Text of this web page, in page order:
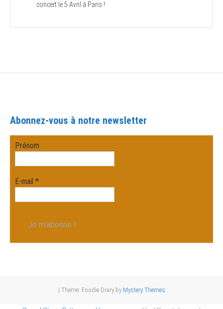
concert le 5 Avril à Paris !
Abonnez-vous à notre newsletter
Prénom
E-mail*
| Theme: Foodie Diary by Mystery Themes